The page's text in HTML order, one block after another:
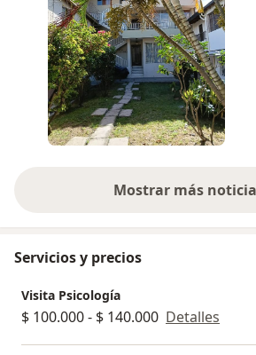
Servicios y precios
Visita Psicología
$ 100.000 - $ 140.000 Detalles